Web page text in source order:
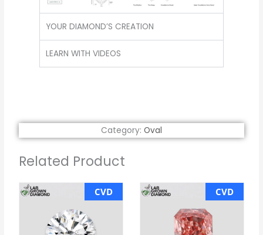
YOUR DIAMOND’S CREATION
LEARN WITH VIDEOS
Category: Oval
Related Product
CVD CVD